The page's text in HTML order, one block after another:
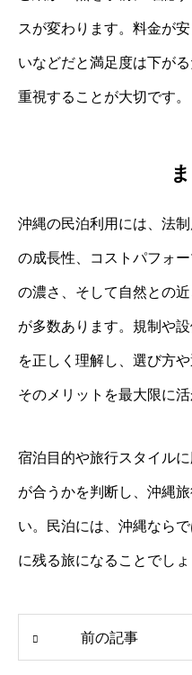
スが変わります。料金が
いなどだと満足度は下が
重視することが大切です。
沖縄の民泊利用には、法
の成長性、コストパフォ
の濃さ、そして自然との
が多数あります。規制や
を正しく理解し、選び方
そのメリットを最大限に活
宿泊目的や旅行スタイル
が合うかを判断し、沖縄
い。民泊には、沖縄なら
に残る旅になることでしょ
前の記事